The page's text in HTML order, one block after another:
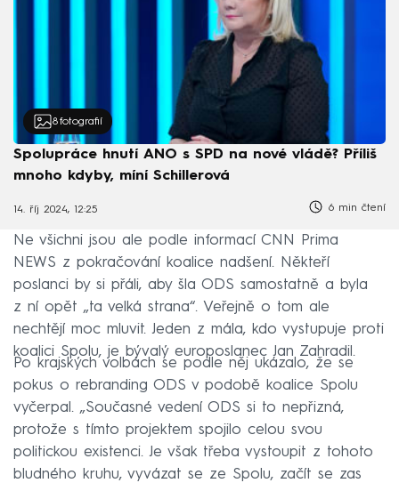
8 fotografií
Spolupráce hnutí ANO s SPD na nové vládě? Příliš
mnoho kdyby, míní Schillerová
14. říj 2024, 12:25 6 min čtení
Ne všichni jsou ale podle informací CNN Prima
NEWS z pokračování koalice nadšení. Někteří
poslanci by si přáli, aby šla ODS samostatně a byla
z ní opět „ta velká strana“. Veřejně o tom ale
nechtějí moc mluvit. Jeden z mála, kdo vystupuje proti
koalici Spolu, je bývalý europoslanec Jan Zahradil.
Po krajských volbách se podle něj ukázalo, že se
pokus o rebranding ODS v podobě koalice Spolu
vyčerpal. „Současné vedení ODS si to nepřizná,
protože s tímto projektem spojilo celou svou
politickou existenci. Je však třeba vystoupit z tohoto
bludného kruhu, vyvázat se ze Spolu, začít se zas